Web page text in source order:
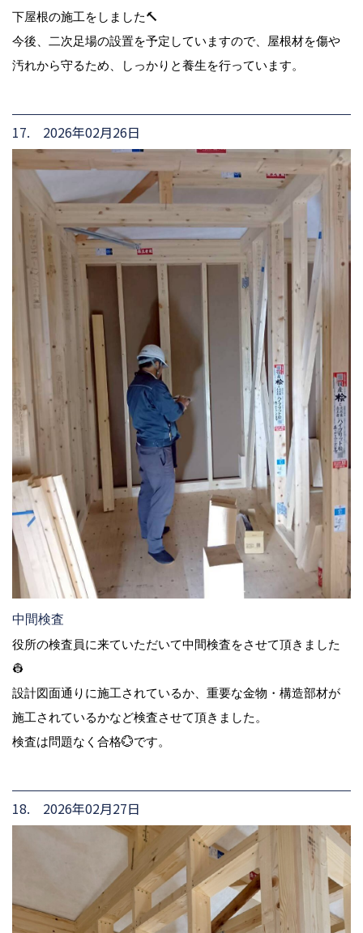
下屋根の施工をしました🔨
今後、二次足場の設置を予定していますので、屋根材を傷や
汚れから守るため、しっかりと養生を行っています。
17. 2026年02月26日
中間検査
役所の検査員に来ていただいて中間検査をさせて頂きました
👷
設計図面通りに施工されているか、重要な金物・構造部材が
施工されているかなど検査させて頂きました。
検査は問題なく合格💮です。
18. 2026年02月27日